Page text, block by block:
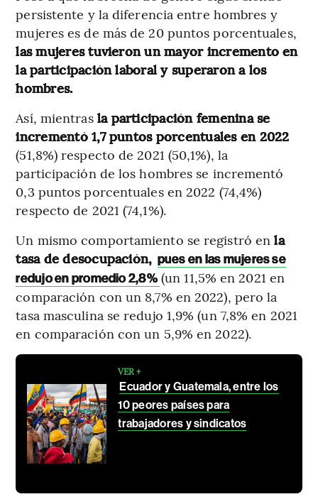
persistente y la diferencia entre hombres y
mujeres es de más de 20 puntos porcentuales,
las mujeres tuvieron un mayor incremento en
la participación laboral y superaron a los
hombres.
Así, mientras la participación femenina se
incrementó 1,7 puntos porcentuales en 2022
(51,8%) respecto de 2021 (50,1%), la
participación de los hombres se incrementó
0,3 puntos porcentuales en 2022 (74,4%)
respecto de 2021 (74,1%).
Un mismo comportamiento se registró en la
tasa de desocupación, pues en las mujeres se
redujo en promedio 2,8% (un 11,5% en 2021 en
comparación con un 8,7% en 2022), pero la
tasa masculina se redujo 1,9% (un 7,8% en 2021
en comparación con un 5,9% en 2022).
VER +
Ecuador y Guatemala, entre los
10 peores países para
trabajadores y sindicatos